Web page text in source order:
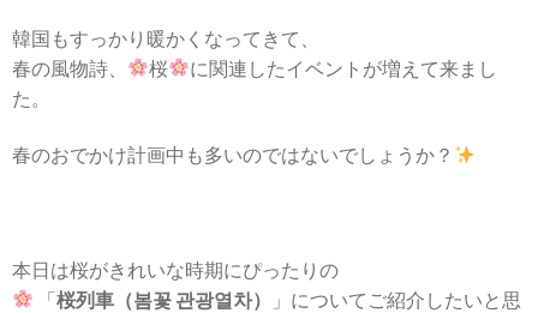
韓国もすっかり暖かくなってきて、
春の風物詩、
桜
に関連したイベントが増えて来まし
た。
春のおでかけ計画中も多いのではないでしょうか？
本日は桜がきれいな時期にぴったりの
「桜列車（봄꽃 관광열차）
」についてご紹介したいと思